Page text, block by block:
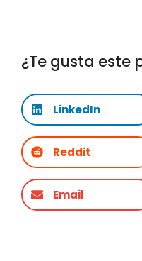
¿Te gusta este
LinkedIn
Reddit
Email